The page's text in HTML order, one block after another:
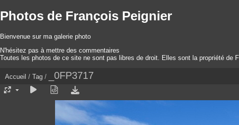
Photos de François Peignier
Bienvenue sur ma galerie photo
N'hésitez pas à mettre des commentaires
Toutes les photos de ce site ne sont pas libres de droit. Elles sont la propriété
Accueil / Tag / _0FP3717